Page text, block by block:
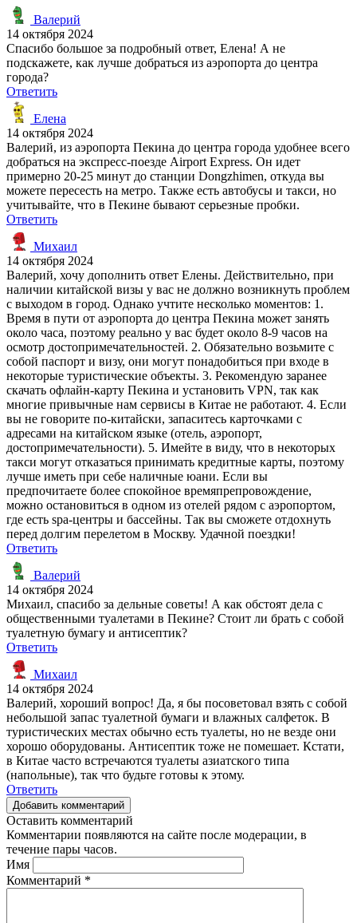
Валерий
14 октября 2024
Спасибо большое за подробный ответ, Елена! А не
подскажете, как лучше добраться из аэропорта до центра
города?
Ответить
Елена
14 октября 2024
Валерий, из аэропорта Пекина до центра города удобнее всего
добраться на экспресс-поезде Airport Express. Он идет
примерно 20-25 минут до станции Dongzhimen, откуда вы
можете пересесть на метро. Также есть автобусы и такси, но
учитывайте, что в Пекине бывают серьезные пробки.
Ответить
Михаил
14 октября 2024
Валерий, хочу дополнить ответ Елены. Действительно, при
наличии китайской визы у вас не должно возникнуть проблем
с выходом в город. Однако учтите несколько моментов: 1.
Время в пути от аэропорта до центра Пекина может занять
около часа, поэтому реально у вас будет около 8-9 часов на
осмотр достопримечательностей. 2. Обязательно возьмите с
собой паспорт и визу, они могут понадобиться при входе в
некоторые туристические объекты. 3. Рекомендую заранее
скачать офлайн-карту Пекина и установить VPN, так как
многие привычные нам сервисы в Китае не работают. 4. Если
вы не говорите по-китайски, запаситесь карточками с
адресами на китайском языке (отель, аэропорт,
достопримечательности). 5. Имейте в виду, что в некоторых
такси могут отказаться принимать кредитные карты, поэтому
лучше иметь при себе наличные юани. Если вы
предпочитаете более спокойное времяпрепровождение,
можно остановиться в одном из отелей рядом с аэропортом,
где есть spa-центры и бассейны. Так вы сможете отдохнуть
перед долгим перелетом в Москву. Удачной поездки!
Ответить
Валерий
14 октября 2024
Михаил, спасибо за дельные советы! А как обстоят дела с
общественными туалетами в Пекине? Стоит ли брать с собой
туалетную бумагу и антисептик?
Ответить
Михаил
14 октября 2024
Валерий, хороший вопрос! Да, я бы посоветовал взять с собой
небольшой запас туалетной бумаги и влажных салфеток. В
туристических местах обычно есть туалеты, но не везде они
хорошо оборудованы. Антисептик тоже не помешает. Кстати,
в Китае часто встречаются туалеты азиатского типа
(напольные), так что будьте готовы к этому.
Ответить
Добавить комментарий
Оставить комментарий
Комментарии появляются на сайте после модерации, в
течение пары часов.
Имя
Комментарий *